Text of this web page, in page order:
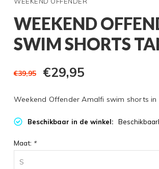
WEEKEND
SWIM SHORTS
€39,95 €29,95
Weekend Offender Amalfi swim shorts in
Beschikbaar in de winkel:
Maat: *
S